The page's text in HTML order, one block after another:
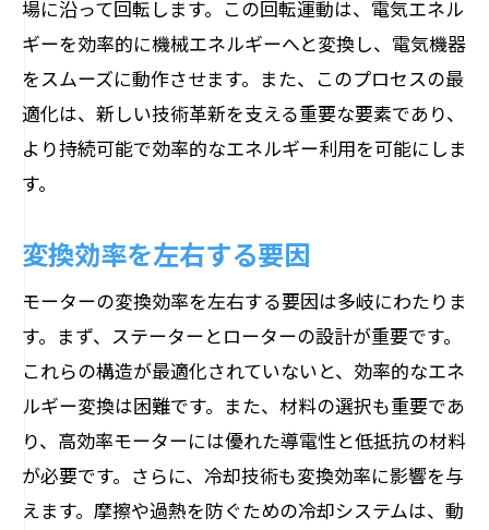
場に沿って回転します。この回転運動は、電気エネル
ギーを効率的に機械エネルギーへと変換し、電気機器
をスムーズに動作させます。また、このプロセスの最
適化は、新しい技術革新を支える重要な要素であり、
より持続可能で効率的なエネルギー利用を可能にしま
す。
変換効率を左右する要因
モーターの変換効率を左右する要因は多岐にわたりま
す。まず、ステーターとローターの設計が重要です。
これらの構造が最適化されていないと、効率的なエネ
ルギー変換は困難です。また、材料の選択も重要であ
り、高効率モーターには優れた導電性と低抵抗の材料
が必要です。さらに、冷却技術も変換効率に影響を与
えます。摩擦や過熱を防ぐための冷却システムは、動